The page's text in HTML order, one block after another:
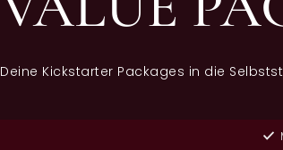
Deine Kickstarter Packages in die